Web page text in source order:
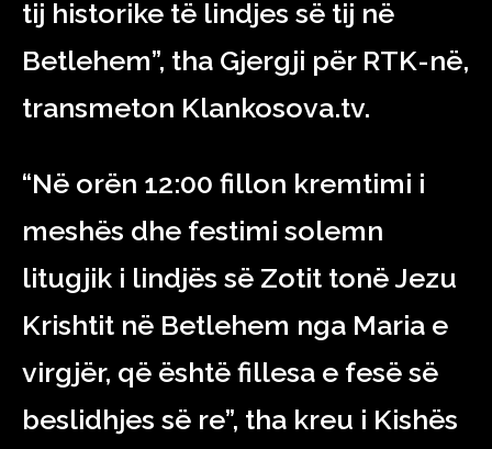
tij historike të lindjes së tij në
Betlehem”, tha Gjergji për RTK-në,
transmeton Klankosova.tv.
“Në orën 12:00 fillon kremtimi i
meshës dhe festimi solemn
litugjik i lindjës së Zotit tonë Jezu
Krishtit në Betlehem nga Maria e
virgjër, që është fillesa e fesë së
beslidhjes së re”, tha kreu i Kishës